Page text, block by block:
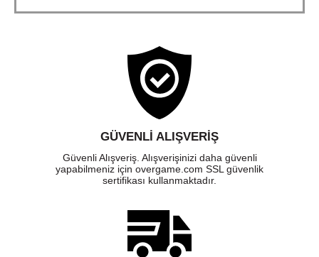
GÜVENLI ALIŞVERIŞ
Güvenli Alışveriş. Alışverişinizi daha güvenli
yapabilmeniz için overgame.com SSL güvenlik
sertifikası kullanmaktadır.